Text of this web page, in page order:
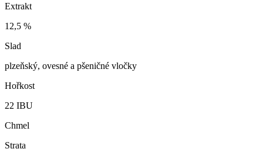
Extrakt
12,5 %
Slad
plzeňský, ovesné a pšeničné vločky
Hořkost
22 IBU
Chmel
Strata